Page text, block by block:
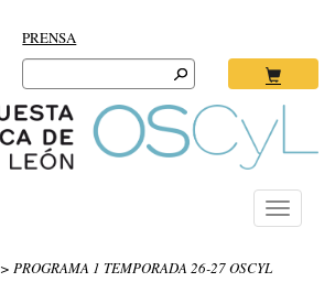
PRENSA
Search
for:
Toggle
> PROGRAMA 1 TEMPORADA 26-27 OSCYL